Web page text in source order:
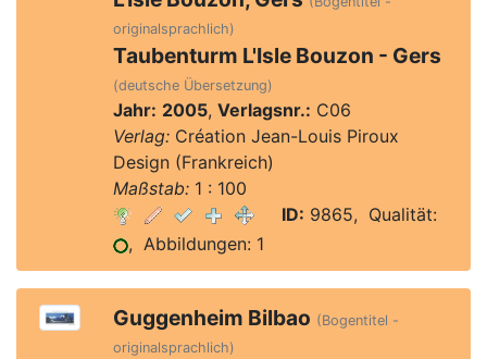
originalsprachlich)
Taubenturm L'Isle Bouzon - Gers
(deutsche Übersetzung)
Jahr: 2005, Verlagsnr.: C06
Verlag:Création Jean-Louis Piroux
Design (Frankreich)
Maßstab:1 : 100
ID: 9865, Qualität:
, Abbildungen: 1
Guggenheim Bilbao (Bogentitel -
originalsprachlich)